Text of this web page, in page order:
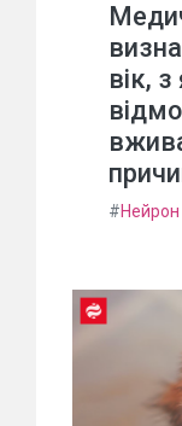
вік,
#Нейрон